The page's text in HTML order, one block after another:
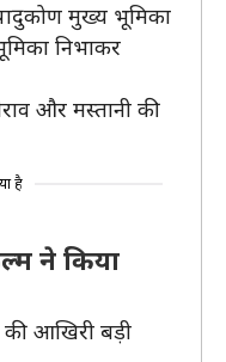
मुख्य भूमिका
निभाकर
और मस्तानी की
है
ने किया
आखिरी बड़ी